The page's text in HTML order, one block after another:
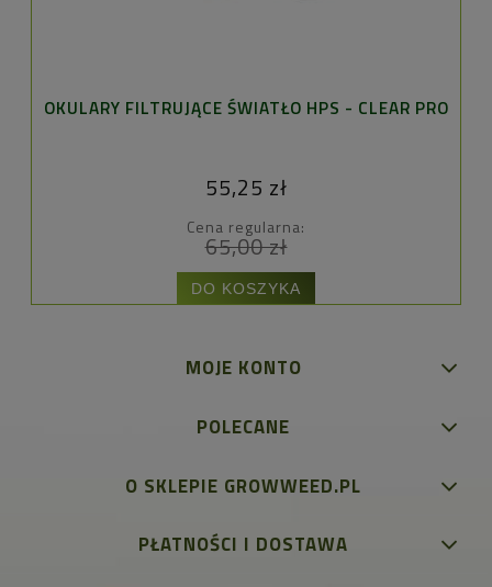
OKULARY FILTRUJĄCE ŚWIATŁO HPS - CLEAR PRO
55,25 zł
Cena regularna:
65,00 zł
DO KOSZYKA
MOJE KONTO
POLECANE
O SKLEPIE GROWWEED.PL
PŁATNOŚCI I DOSTAWA